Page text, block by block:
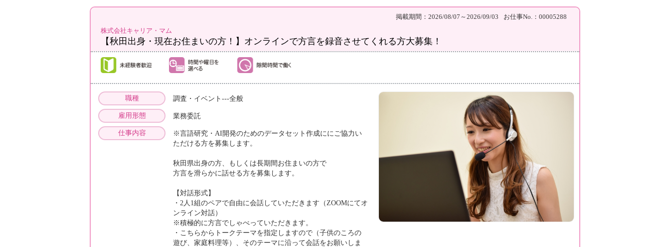
掲載期間：2026/08/07～2026/09/03
お仕事No.：00005288
株式会社キャリア・マム
【秋田出身・現在お住まいの方！】オンラインで方言を録音させてくれる方大募集！
職種 調査・イベント---全般
雇用形態 業務委託
仕事内容
※言語研究・AI開発のためのデータセット作成ににご協力い
ただける方を募集します。
秋田県出身の方、もしくは長期間お住まいの方で
方言を滑らかに話せる方を募集します。
【対話形式】
・2人1組のペアで自由に会話していただきます（ZOOMにてオ
ンライン対話）
※積極的に方言でしゃべっていただきます。
・こちらからトークテーマを指定しますので（子供のころの
遊び、家庭料理等）、そのテーマに沿って会話をお願いしま